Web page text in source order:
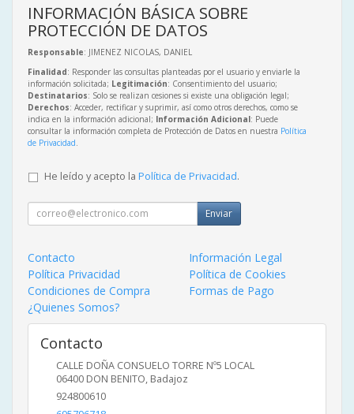
INFORMACIÓN BÁSICA SOBRE
PROTECCIÓN DE DATOS
Responsable: JIMENEZ NICOLAS, DANIEL
Finalidad: Responder las consultas planteadas por el usuario y enviarle la
información solicitada; Legitimación: Consentimiento del usuario;
Destinatarios: Solo se realizan cesiones si existe una obligación legal;
Derechos: Acceder, rectificar y suprimir, así como otros derechos, como se
indica en la información adicional; Información Adicional: Puede
consultar la información completa de Protección de Datos en nuestra Política
de Privacidad
He leído y acepto la Política de Privacidad.
Enviar
Contacto
Información Legal
Política Privacidad
Política de Cookies
Condiciones de Compra
Formas de Pago
¿Quienes Somos?
Contacto
CALLE DOÑA CONSUELO TORRE Nº5 LOCAL
06400 DON BENITO, Badajoz
924800610